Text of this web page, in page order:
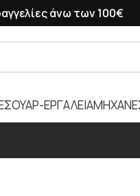
άνω των 100€
ΕΡΓΑΛΕΙΑ